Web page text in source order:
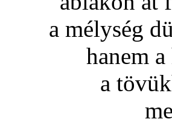
a mélység
hanem
a